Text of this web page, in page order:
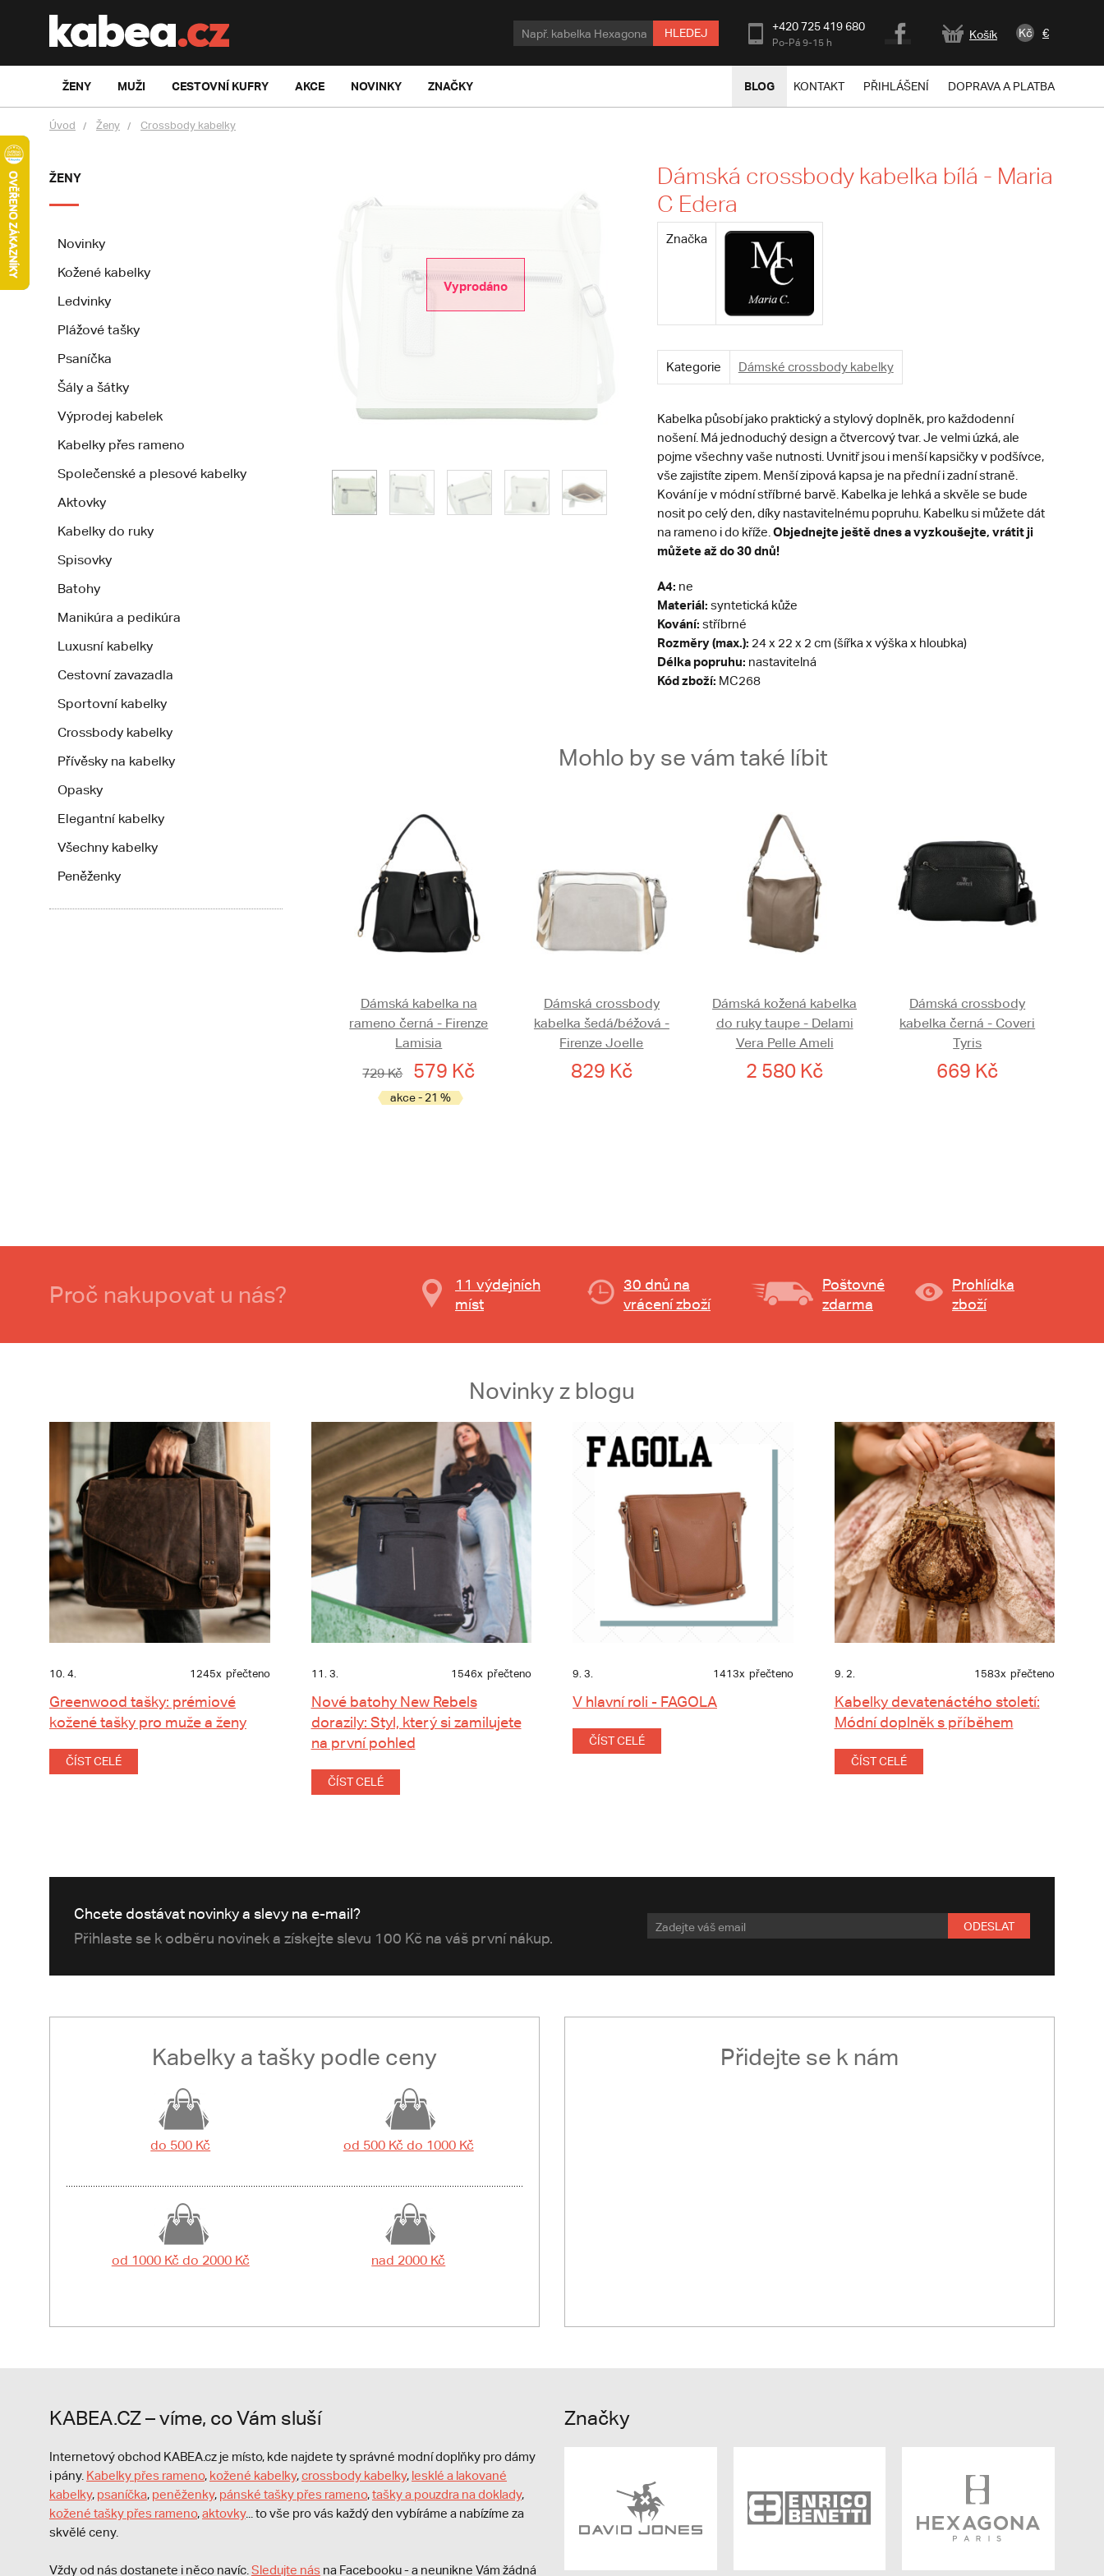
HLEDEJ +420 725 419 680
Po-Pá 9-15 h
Košík Kč €
ŽENY MUŽI CESTOVNÍ KUFRY AKCE NOVINKY ZNAČKY BLOG KONTAKT PŘIHLÁŠENÍ DOPRAVA A PLATBA
Úvod Ženy Crossbody kabelky
ŽENY
Novinky
Kožené kabelky
Ledvinky
Plážové tašky
Psaníčka
Šály a šátky
Výprodej kabelek
Kabelky přes rameno
Společenské a plesové kabelky
Aktovky
Kabelky do ruky
Spisovky
Batohy
Manikúra a pedikúra
Luxusní kabelky
Cestovní zavazadla
Sportovní kabelky
Crossbody kabelky
Přívěsky na kabelky
Opasky
Elegantní kabelky
Všechny kabelky
Peněženky
Vyprodáno
Dámská crossbody kabelka bílá - Maria
C Edera
Značka
Kategorie Dámské crossbody kabelky
Kabelka působí jako praktický a stylový doplněk, pro každodenní
nošení. Má jednoduchý design a čtvercový tvar. Je velmi úzká, ale
pojme všechny vaše nutnosti. Uvnitř jsou i menší kapsičky v podšívce,
vše zajistíte zipem. Menší zipová kapsa je na přední i zadní straně.
Kování je v módní stříbrné barvě. Kabelka je lehká a skvěle se bude
nosit po celý den, díky nastavitelnému popruhu. Kabelku si můžete dát
na rameno i do kříže. Objednejte ještě dnes a vyzkoušejte, vrátit ji
můžete až do 30 dnů!
A4: ne
Materiál: syntetická kůže
Kování: stříbrné
Rozměry (max.): 24 x 22 x 2 cm (šířka x výška x hloubka)
Délka popruhu: nastavitelná
Kód zboží: MC268
Mohlo by se vám také líbit
Dámská kabelka na
rameno černá - Firenze
Lamisia
729 Kč
579 Kč
akce - 21 %
Dámská crossbody
kabelka šedá/béžová -
Firenze Joelle
829 Kč
Dámská kožená kabelka
do ruky taupe - Delami
Vera Pelle Ameli
2 580 Kč
Dámská crossbody
kabelka černá - Coveri
Tyris
669 Kč
Proč nakupovat u nás?
11 výdejních
míst
30 dnů na
vrácení zboží
Poštovné
zdarma
Prohlídka
zboží
Novinky z blogu
10. 4. 1245x přečteno
Greenwood tašky: prémiové
kožené tašky pro muže a ženy
ČÍST CELÉ
11. 3. 1546x přečteno
Nové batohy New Rebels
dorazily: Styl, který si zamilujete
na první pohled
ČÍST CELÉ
9. 3. 1413x přečteno
V hlavní roli - FAGOLA
ČÍST CELÉ
9. 2. 1583x přečteno
Kabelky devatenáctého století:
Módní doplněk s příběhem
ČÍST CELÉ
Chcete dostávat novinky a slevy na e-mail?
Přihlaste se k odběru novinek a získejte slevu 100 Kč na váš první nákup.
ODESLAT
Kabelky a tašky podle ceny
do 500 Kč od 500 Kč do 1000 Kč
od 1000 Kč do 2000 Kč nad 2000 Kč
Přidejte se k nám
KABEA.CZ – víme, co Vám sluší
Internetový obchod KABEA.cz je místo, kde najdete ty správné modní doplňky pro dámy
i pány. Kabelky přes rameno, kožené kabelky,crossbody kabelky, lesklé a lakované
kabelky, psaníčka, peněženky, pánské tašky přes rameno,tašky a pouzdra na doklady,
kožené tašky přes rameno,aktovky... to vše pro vás každý den vybíráme a nabízíme za
skvělé ceny.
Vždy od nás dostanete i něco navíc. Sledujte nás na Facebooku - a neunikne Vám žádná
Značky